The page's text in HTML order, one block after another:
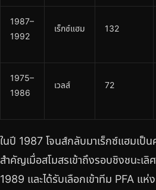
1987–
1992
เร็กซ์แฮม 132
1975–
1986
เวลส์ 72
ในปี 1987 โจนส์กลับมาเร็กซ์แฮมเป็
สำคัญเมื่อสโมสรเข้าถึงรอบชิงชนะเ
1989 และได้รับเลือกเข้าทีม PFA แห่